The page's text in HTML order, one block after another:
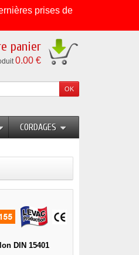
prises de
panier
0.00 €
CORDAGES
DIN 15401